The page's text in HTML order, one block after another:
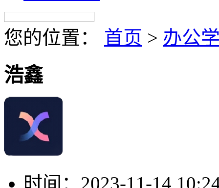
您的位置： 首页 > 办公
浩鑫
时间： 2023-11-14